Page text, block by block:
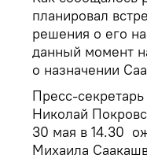
планировал
решения о его
данный момент
о назначении
Пресс-
Николай
30 мая в 14.30
Михаила